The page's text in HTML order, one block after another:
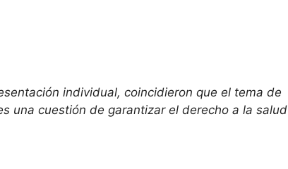
individual, coincidieron que el tema de
una cuestión de garantizar el derecho a la salud